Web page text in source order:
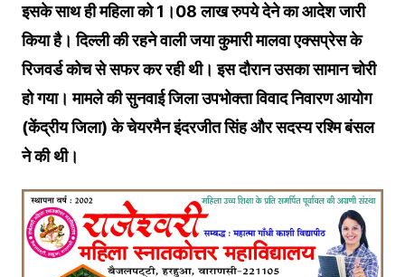
इसके साथ ही महिला को 1।08 लाख रुपये देने का आदेश जारी
क‍िया है। द‍िल्‍ली की रहने वाली जया कुमारी मालवा एक्सप्रेस के
र‍िजवर्ड कोच से सफर कर रही थी। इस दौरान उसका सामान चोरी
हो गया। मामले की सुनवाई जिला उपभोक्ता विवाद निवारण आयोग
(केंद्रीय जिला) के चेयरमैन इंदरजीत सिंह और सदस्य रश्मि बंसल
ने की थी।